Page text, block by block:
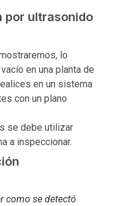
por ultrasonido
lo
en una planta de
en un sistema
con un plano
se debe utilizar
a inspeccionar.
como se detectó